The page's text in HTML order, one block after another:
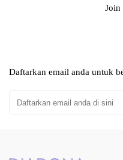
Join
Daftarkan email anda untuk